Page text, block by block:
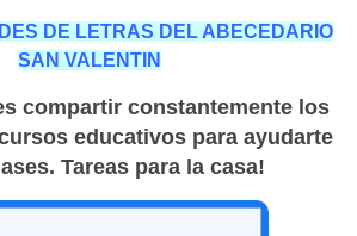
DE LETRAS DEL ABECEDARIO
SAN VALENTIN
compartir constantemente los
educativos para ayudarte
Tareas para la casa!